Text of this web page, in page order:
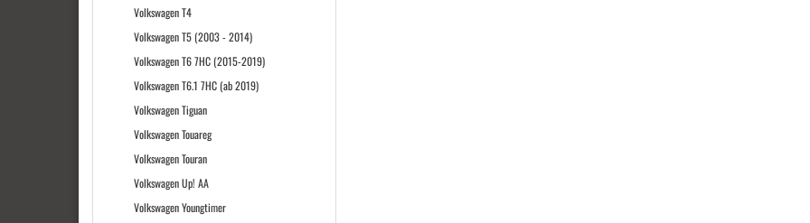
Volkswagen T4
Volkswagen T5 (2003 - 2014)
Volkswagen T6 7HC (2015-2019)
Volkswagen T6.1 7HC (ab 2019)
Volkswagen Tiguan
Volkswagen Touareg
Volkswagen Touran
Volkswagen Up! AA
Volkswagen Youngtimer